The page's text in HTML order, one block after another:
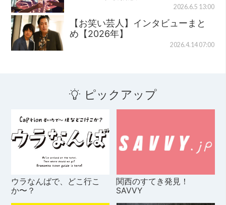
2026.6.5 13:00
【お笑い芸人】インタビューまと
め【2026年】
2026.4.14 07:00
ピックアップ
ウラなんばで、どこ行こ
か〜？
関西のすてき発見！
SAVVY